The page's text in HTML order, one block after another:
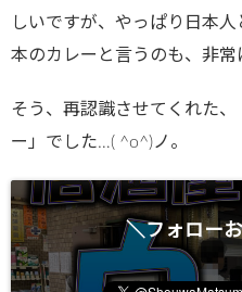
しいですが、やっぱり日本
本のカレーと言うのも、非常
そう、再認識させてくれた
ー」でした…( ^o^)ノ。
＼フォロー